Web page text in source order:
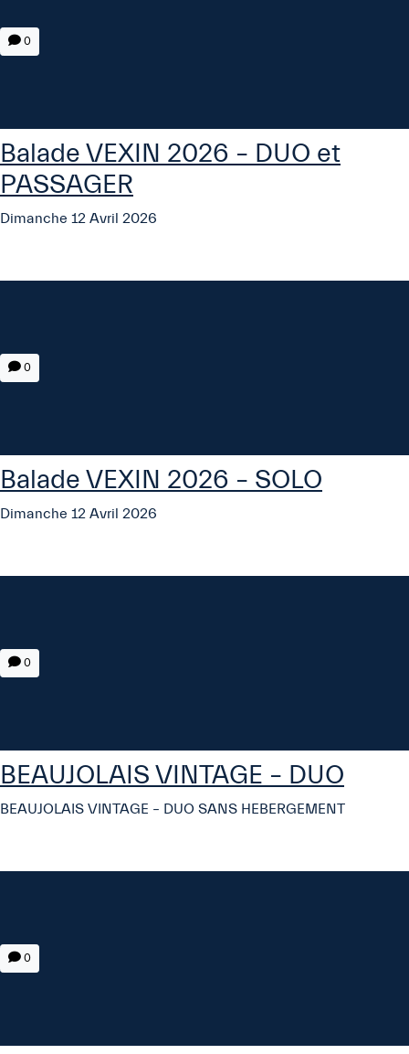
0
Balade VEXIN 2026 – DUO et
PASSAGER
Dimanche 12 Avril 2026
0
Balade VEXIN 2026 – SOLO
Dimanche 12 Avril 2026
0
BEAUJOLAIS VINTAGE – DUO
BEAUJOLAIS VINTAGE – DUO SANS HEBERGEMENT
0